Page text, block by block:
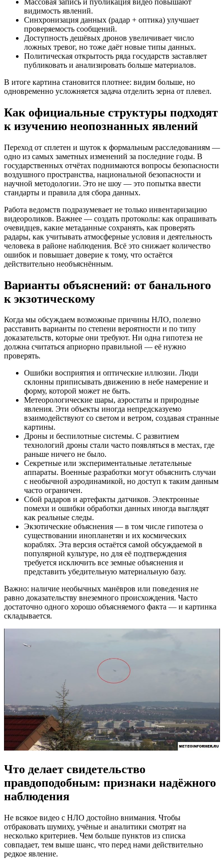
видимость явлений.
Синхронизация данных (радар + оптика) улучшает
проверяемость сообщений.
Доступность дешёвых дронов увеличивает число
ложных тревог, но тоже даёт новые типы данных.
Политическая открытость ряда государств заставляет
публиковать и анализировать больше материалов.
В итоге картина становится плотнее: видим больше, но
одновременно усложняется задача отделить зерна от плевел.
Как официальные структуры подходят
к изучению неопознанных явлений
Переход от сплетен и шуток к формальным расследованиям —
одно из самых заметных изменений за последние годы. В
государственных отчётах поднимаются вопросы безопасности
воздушного пространства, национальной безопасности и
научной методологии. Это не шоу — это попытка ввести
стандарты и правила для сбора данных.
Работа ведомств подразумевает не только инвентаризацию
видеороликов. Важнее — создать протоколы: как опрашивать
очевидцев, какие метаданные сохранять, как проверять
радары, как учитывать атмосферные условия и деятельность
человека в районе наблюдения. Всё это снижает количество
ошибок и повышает доверие к тому, что остаётся
действительно необъяснённым.
Варианты объяснений: от банального
к экзотическому
Когда мы обсуждаем возможные причины НЛО, полезно
расставить варианты по степени вероятности и по типу
доказательств, которые они требуют. Ни одна гипотеза не
должна считаться априорно правильной — её нужно
проверять.
Ошибки восприятия и оптические иллюзии. Люди
склонны приписывать движению в небе намерение и
форму, которой может не быть.
Метеорологические шары, аэростаты и природные
явления. Эти объекты иногда непредсказуемо
взаимодействуют со светом и ветром, создавая странные
картины.
Дроны и беспилотные системы. С развитием
технологий дроны стали часто появляться в местах, где
раньше ничего не было.
Секретные или экспериментальные летательные
аппараты. Военные разработки могут объяснить случаи
с необычной аэродинамикой, но доступ к таким данным
часто ограничен.
Сбой радаров и артефакты датчиков. Электронные
помехи и ошибки обработки данных иногда выглядят
как реальные следы.
Экзотические объяснения — в том числе гипотеза о
существовании инопланетян и их космических
кораблях. Эта версия остаётся самой обсуждаемой в
популярной культуре, но для её подтверждения
требуется исключить все земные объяснения и
представить убедительную материальную базу.
Важно: наличие необычных манёвров или поведения не
равно доказательству внеземного происхождения. Часто
достаточно одного хорошо объясняемого факта — и картинка
складывается.
Что делает свидетельство
правдоподобным: признаки надёжного
наблюдения
Не всякое видео с НЛО достойно внимания. Чтобы
отбраковать шумиху, учёные и аналитики смотрят на
несколько критериев. Чем больше пунктов из списка
совпадает, тем выше шанс, что перед нами действительно
редкое явление.